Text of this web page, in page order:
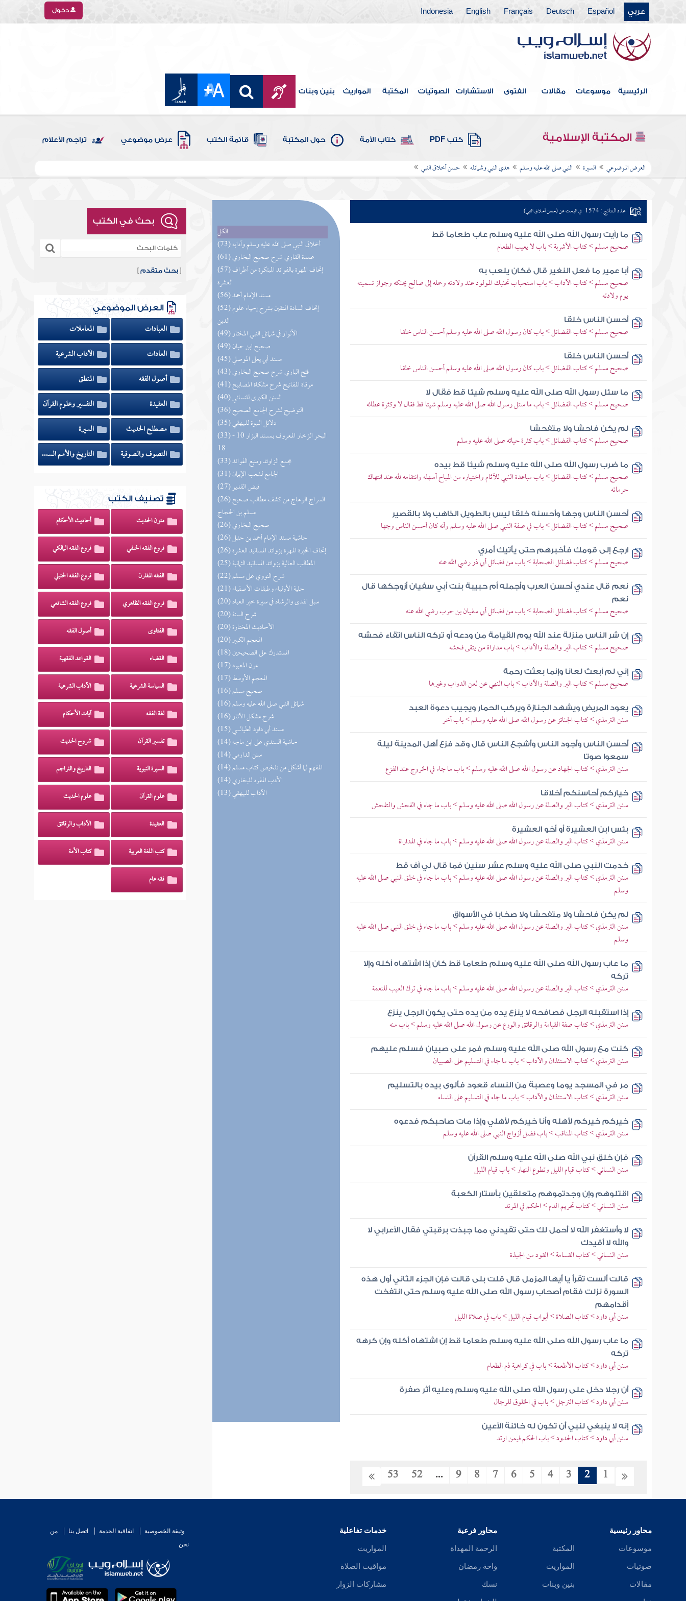
عربي Español
Deutsch
Français
English
Indonesia دخول
الرئيسية موسوعات مقالات الفتوى الاستشارات الصوتيات المكتبة المواريث بنين وبنات
المكتبة الإسلامية كتب PDF كتاب الأمة حول المكتبة قائمة الكتب عرض موضوعي تراجم الأعلام
العرض الموضوعي السيرة النبي صلى الله عليه وسلم هدي النبي وشمائله حسن أخلاق النبي
الكل
(73) أخلاق النبي صلى الله عليه وسلم وآدابه
(61) عمدة القاري شرح صحيح البخاري
(57) إتحاف المهرة بالفوائد المبتكرة من أطراف
العشرة
(56) مسند الإمام أحمد
(52) إتحاف السادة المتقين بشرح إحياء علوم
الدين
(49) الأنوار في شمائل النبي المختار
(49) صحيح ابن حبان
(45) مسند أبي يعلى الموصلي
(43) فتح الباري شرح صحيح البخاري
(41) مرقاة المفاتيح شرح مشكاة المصابيح
(40) السنن الكبرى للنسائي
(36) التوضيح لشرح الجامع الصحيح
(35) دلائل النبوة للبيهقي
(33) البحر الزخار المعروف بمسند البزار 10 -
18
(33) مجمع الزاوئد ومنبع الفوائد
(31) الجامع لشعب الإيمان
(27) فيض القدير
(26) السراج الوهاج من كشف مطالب صحيح
مسلم بن الحجاج
(26) صحيح البخاري
(26) حاشية مسند الإمام أحمد بن حنبل
(26) إتحاف الخيرة المهرة بزوائد المسانيد العشرة
(25) المطالب العالية بزوائد المسانيد الثمانية
(22) شرح النووي على مسلم
(21) حلية الأولياء وطبقات الأصفياء
(20) سبل الهدى والرشاد في سيرة خير العباد
(20) شرح السنة
(20) الأحاديث المختارة
(20) المعجم الكبير
(18) المستدرك على الصحيحين
(17) عون المعبود
(17) المعجم الأوسط
(16) صحيح مسلم
(16) شمائل النبي صلى الله عليه وسلم
(16) شرح مشكل الآثار
(15) مسند أبي داود الطيالسي
(14) حاشية السندي على ابن ماجه
(14) سنن الدارمي
(14) المفهم لما أشكل من تلخيص كتاب مسلم
(14) الأدب المفرد للبخاري
(13) الآداب للبيهقي
عدد النتائج : 1574 في البحث عن (حسن أخلاق النبي)
ما رأيت رسول الله صلى الله عليه وسلم عاب طعاما قط
صحيح مسلم > كتاب الأشربة > باب لا يعيب الطعام
أبا عمير ما فعل النغير قال فكان يلعب به
صحيح مسلم > كتاب الآداب > باب استحباب تحنيك المولود عند ولادته وحمله إلى صالح يحنكه وجواز تسميته
يوم ولادته
أحسن الناس خلقا
صحيح مسلم > كتاب الفضائل > باب كان رسول الله صلى الله عليه وسلم أحسن الناس خلقا
أحسن الناس خلقا
صحيح مسلم > كتاب الفضائل > باب كان رسول الله صلى الله عليه وسلم أحسن الناس خلقا
ما سئل رسول الله صلى الله عليه وسلم شيئا قط فقال لا
صحيح مسلم > كتاب الفضائل > باب ما سئل رسول الله صلى الله عليه وسلم شيئا قط فقال لا وكثرة عطائه
لم يكن فاحشا ولا متفحشا
صحيح مسلم > كتاب الفضائل > باب كثرة حيائه صلى الله عليه وسلم
ما ضرب رسول الله صلى الله عليه وسلم شيئا قط بيده
صحيح مسلم > كتاب الفضائل > باب مباعدة النبي للآثام واختياره من المباح أسهله وانتقامه لله عند انتهاك
حرماته
أحسن الناس وجها وأحسنه خلقا ليس بالطويل الذاهب ولا بالقصير
صحيح مسلم > كتاب الفضائل > باب في صفة النبي صلى الله عليه وسلم وأنه كان أحسن الناس وجها
ارجع إلى قومك فأخبرهم حتى يأتيك أمري
صحيح مسلم > كتاب فضائل الصحابة > باب من فضائل أبي ذر رضي الله عنه
نعم قال عندي أحسن العرب وأجمله أم حبيبة بنت أبي سفيان أزوجكها قال
نعم
صحيح مسلم > كتاب فضائل الصحابة > باب من فضائل أبي سفيان بن حرب رضي الله عنه
إن شر الناس منزلة عند الله يوم القيامة من ودعه أو تركه الناس اتقاء فحشه
صحيح مسلم > كتاب البر والصلة والآداب > باب مداراة من يتقى فحشه
إني لم أبعث لعانا وإنما بعثت رحمة
صحيح مسلم > كتاب البر والصلة والآداب > باب النهي عن لعن الدواب وغيرها
يعود المريض ويشهد الجنازة ويركب الحمار ويجيب دعوة العبد
سنن الترمذي > كتاب الجنائز عن رسول الله صلى الله عليه وسلم > باب آخر
أحسن الناس وأجود الناس وأشجع الناس قال وقد فزع أهل المدينة ليلة
سمعوا صوتا
سنن الترمذي > كتاب الجهاد عن رسول الله صلى الله عليه وسلم > باب ما جاء في الخروج عند الفزع
خياركم أحاسنكم أخلاقا
سنن الترمذي > كتاب البر والصلة عن رسول الله صلى الله عليه وسلم > باب ما جاء في الفحش والتفحش
بئس ابن العشيرة أو أخو العشيرة
سنن الترمذي > كتاب البر والصلة عن رسول الله صلى الله عليه وسلم > باب ما جاء في المداراة
خدمت النبي صلى الله عليه وسلم عشر سنين فما قال لي أف قط
سنن الترمذي > كتاب البر والصلة عن رسول الله صلى الله عليه وسلم > باب ما جاء في خلق النبي صلى الله عليه
وسلم
لم يكن فاحشا ولا متفحشا ولا صخابا في الأسواق
سنن الترمذي > كتاب البر والصلة عن رسول الله صلى الله عليه وسلم > باب ما جاء في خلق النبي صلى الله عليه
وسلم
ما عاب رسول الله صلى الله عليه وسلم طعاما قط كان إذا اشتهاه أكله وإلا
تركه
سنن الترمذي > كتاب البر والصلة عن رسول الله صلى الله عليه وسلم > باب ما جاء في ترك العيب للنعمة
إذا استقبله الرجل فصافحه لا ينزع يده من يده حتى يكون الرجل ينزع
سنن الترمذي > كتاب صفة القيامة والرقائق والورع عن رسول الله صلى الله عليه وسلم > باب منه
كنت مع رسول الله صلى الله عليه وسلم فمر على صبيان فسلم عليهم
سنن الترمذي > كتاب الاستئذان والآداب > باب ما جاء في التسليم على الصبيان
مر في المسجد يوما وعصبة من النساء قعود فألوى بيده بالتسليم
سنن الترمذي > كتاب الاستئذان والآداب > باب ما جاء في التسليم على النساء
خيركم خيركم لأهله وأنا خيركم لأهلي وإذا مات صاحبكم فدعوه
سنن الترمذي > كتاب المناقب > باب فضل أزواج النبي صلى الله عليه وسلم
فإن خلق نبي الله صلى الله عليه وسلم القرآن
سنن النسائي > كتاب قيام الليل وتطوع النهار > باب قيام الليل
اقتلوهم وإن وجدتموهم متعلقين بأستار الكعبة
سنن النسائي > كتاب تحريم الدم > الحكم في المرتد
لا وأستغفر الله لا أحمل لك حتى تقيدني مما جبذت برقبتي فقال الأعرابي لا
والله لا أقيدك
سنن النسائي > كتاب القسامة > القود من الجبذة
قالت ألست تقرأ يا أيها المزمل قال قلت بلى قالت فإن الجزء الثاني أول هذه
السورة نزلت فقام أصحاب رسول الله صلى الله عليه وسلم حتى انتفخت
أقدامهم
سنن أبي داود > كتاب الصلاة > أبواب قيام الليل > باب في صلاة الليل
ما عاب رسول الله صلى الله عليه وسلم طعاما قط إن اشتهاه أكله وإن كرهه
تركه
سنن أبي داود > كتاب الأطعمة > باب في كراهية ذم الطعام
أن رجلا دخل على رسول الله صلى الله عليه وسلم وعليه أثر صفرة
سنن أبي داود > كتاب الترجل > باب في الخلوق للرجال
إنه لا ينبغي لنبي أن تكون له خائنة الأعين
سنن أبي داود > كتاب الحدود > باب الحكم فيمن ارتد
1
2
3
4
5
6
7
8
9
...
52
53
بحث في الكتب
[بحث متقدم ]
العرض الموضوعي
العبادات
المعاملات
العادات
الآداب الشرعية
أصول الفقه
المنطق
العقيدة
التفسير وعلوم القرآن
مصطلح الحديث
السيرة
التصوف والصوفية
التاريخ والأمم السابقة
تصنيف الكتب
متون الحديث أحاديث الأحكام
فروع الفقه الحنفي فروع الفقه المالكي
الفقه المقارن فروع الفقه الحنبلي
فروع الفقه الظاهري فروع الفقه الشافعي
الفتاوى أصول الفقه
القضاء القواعد الفقهية
السياسة الشرعية الآداب الشرعية
لغة الفقه آيات الأحكام
تفسير القرآن شروح الحديث
السيرة النبوية التاريخ والتراجم
علوم القرآن علوم الحديث
العقيدة الآداب والرقائق
كتب اللغة العربية كتاب الأمة
فقه عام
محاور رئيسية
موسوعات
صوتيات
مقالات
المكتبة
المواريث
بنين وبنات
محاور فرعية
الرحمة المهداة
واحة رمضان
نسك
خدمات تفاعلية
المواريث
مواقيت الصلاة
مشاركات الزوار
وثيقة الخصوصية اتفاقية الخدمة اتصل بنا
من
نحن